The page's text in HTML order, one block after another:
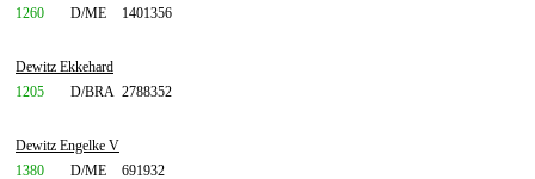
1260
D/ME 1401356
Dewitz Ekkehard
1205
D/BRA 2788352
Dewitz Engelke V
1380
D/ME 691932